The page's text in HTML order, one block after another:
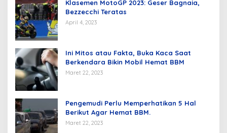
Klasemen MotoGP 2023: Geser Bagnaia,
Bezzecchi Teratas
April 4, 2023
Ini Mitos atau Fakta, Buka Kaca Saat
Berkendara Bikin Mobil Hemat BBM
Maret 22, 2023
Pengemudi Perlu Memperhatikan 5 Hal
Berikut Agar Hemat BBM.
Maret 22, 2023